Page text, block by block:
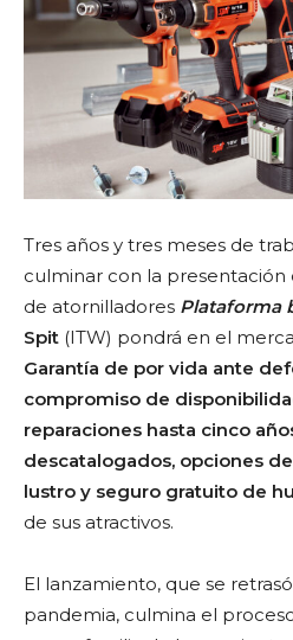
Tres años y tres meses de
culminar con la presentación
de atornilladores Plataforma
Spit (ITW) pondrá en el
Garantía de por vida ante
compromiso de
reparaciones hasta cinco
descatalogados, opciones de
lustro y seguro gratuito de
de sus atractivos.
El lanzamiento, que se
pandemia, culmina el